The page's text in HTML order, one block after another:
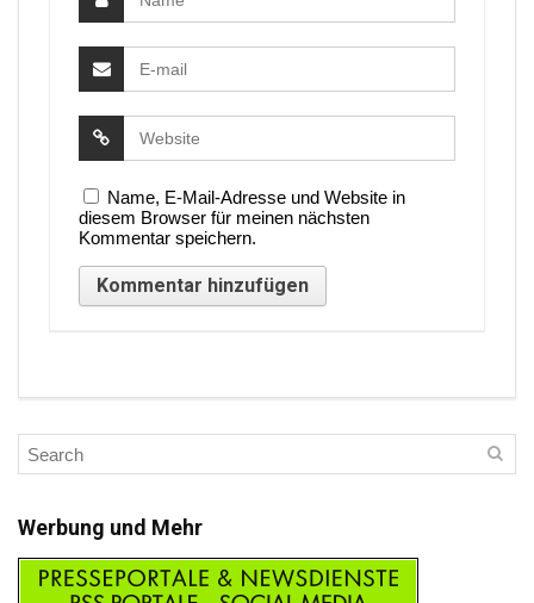
Name, E-Mail-Adresse und Website in
diesem Browser für meinen nächsten
Kommentar speichern.
Werbung und Mehr